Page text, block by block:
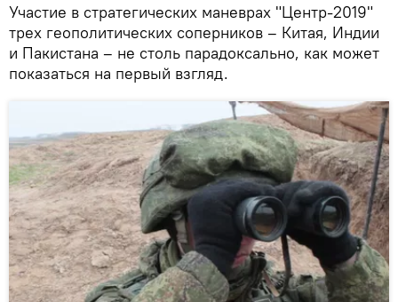
Участие в стратегических маневрах "Центр-2019"
трех геополитических соперников – Китая, Индии
и Пакистана – не столь парадоксально, как может
показаться на первый взгляд.